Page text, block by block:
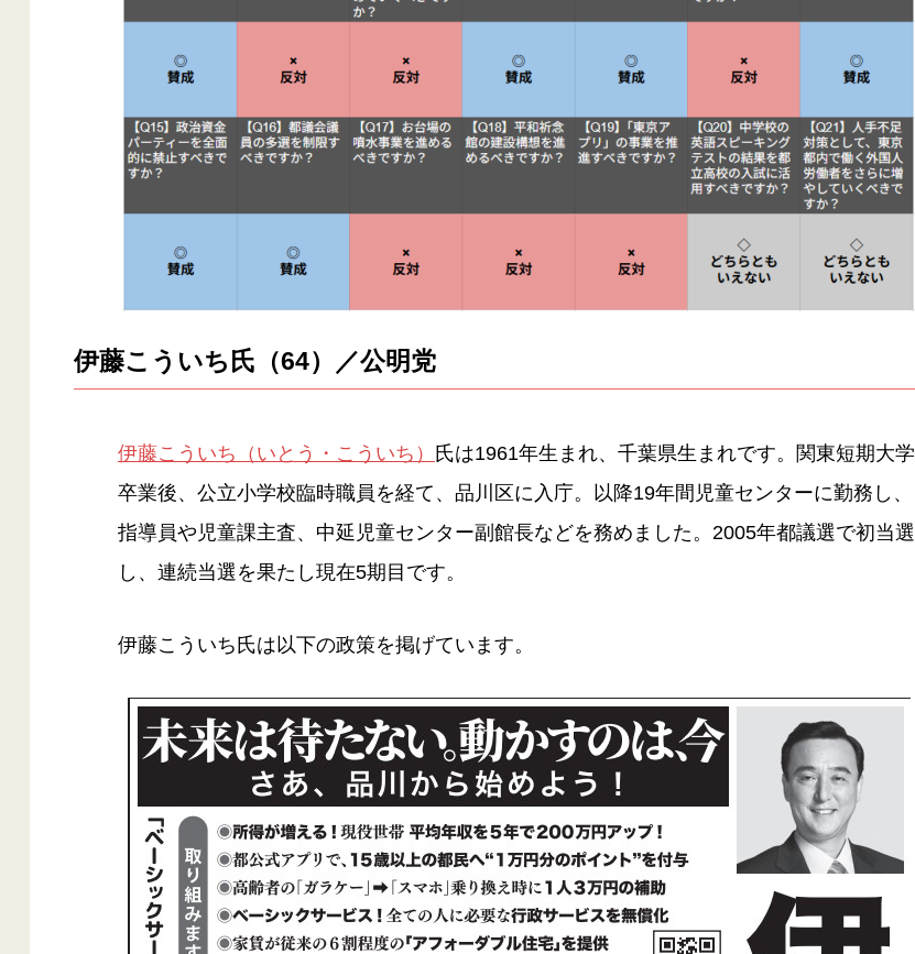
伊藤こういち氏（64）／公明党
伊藤こういち（いとう・こういち）
氏は1961年生まれ、千葉県生まれです。関東短期大学
卒業後、公立小学校臨時職員を経て、品川区に入庁。以降19年間児童センターに勤務し、
指導員や児童課主査、中延児童センター副館長などを務めました。2005年都議選で初当選
し、連続当選を果たし現在5期目です。
伊藤こういち氏は以下の政策を掲げています。